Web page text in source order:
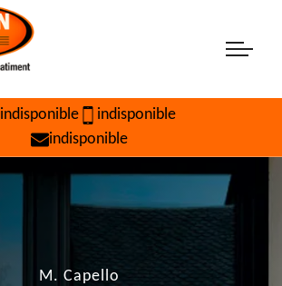
indisponible
indisponible
indisponible
M. Capello